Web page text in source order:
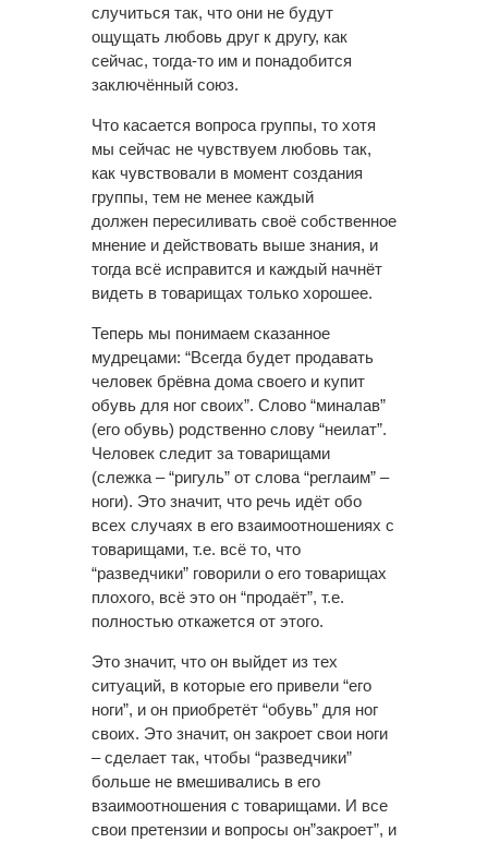
случиться так, что они не будут
ощущать любовь друг к другу, как
сейчас, тогда-то им и понадобится
заключённый союз.
Что касается вопроса группы, то хотя
мы сейчас не чувствуем любовь так,
как чувствовали в момент создания
группы, тем не менее каждый
должен пересиливать своё собственное
мнение и действовать выше знания, и
тогда всё исправится и каждый начнёт
видеть в товарищах только хорошее.
Теперь мы понимаем сказанное
мудрецами: “Всегда будет продавать
человек брёвна дома своего и купит
обувь для ног своих”. Слово “миналав”
(его обувь) родственно слову “неилат”.
Человек следит за товарищами
(слежка – “ригуль” от слова “реглаим” –
ноги). Это значит, что речь идёт обо
всех случаях в его взаимоотношениях с
товарищами, т.е. всё то, что
“разведчики” говорили о его товарищах
плохого, всё это он “продаёт”, т.е.
полностью откажется от этого.
Это значит, что он выйдет из тех
ситуаций, в которые его привели “его
ноги”, и он приобретёт “обувь” для ног
своих. Это значит, он закроет свои ноги
– сделает так, чтобы “разведчики”
больше не вмешивались в его
взаимоотношения с товарищами. И все
свои претензии и вопросы он”закроет”, и